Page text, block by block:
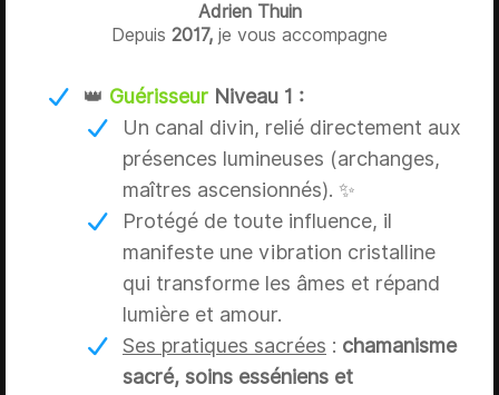
Adrien Thuin
Depuis 2017, je vous accompagne
👑 Guérisseur Niveau 1 :
Un canal divin, relié directement aux
présences lumineuses (archanges,
maîtres ascensionnés). ✨
Protégé de toute influence, il
manifeste une vibration cristalline
qui transforme les âmes et répand
lumière et amour.
Ses pratiques sacrées : chamanisme
sacré, soins esséniens et